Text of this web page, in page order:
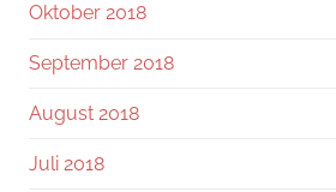
Oktober 2018
September 2018
August 2018
Juli 2018